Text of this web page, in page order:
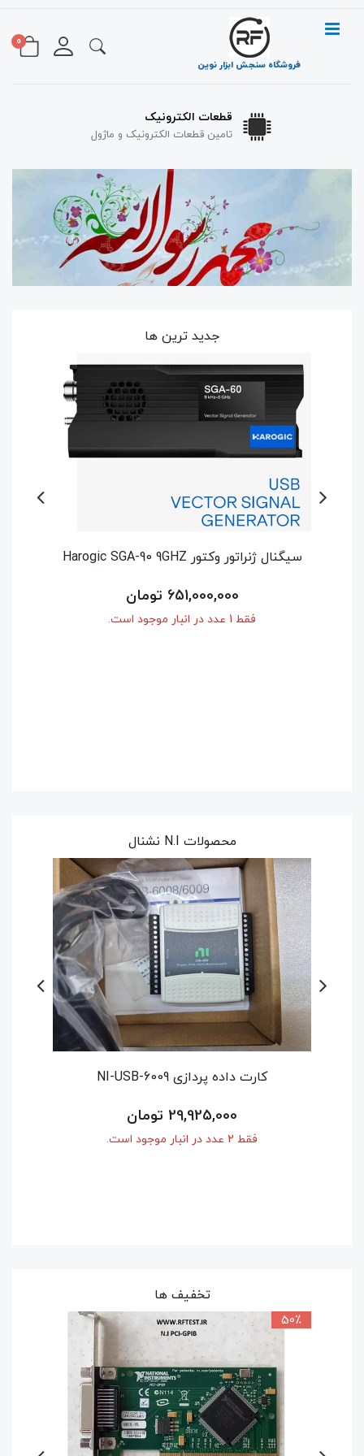
فروشگاه سنجش ابزار نوین
0
قطعات الکترونیک
تامین قطعات الکترونیک و ماژول
جدید ترین ها
سیگنال ژنراتور وکتور Harogic SGA-60 6GHZ
514,500,000 تومان
فقط 1 عدد در انبار موجود است.
محصولات N.I نشنال
سفارش خرید خارج محصولات N.I
1,050,000 تومان
فقط 1 عدد در انبار موجود است.
تخفیف ها
9٪